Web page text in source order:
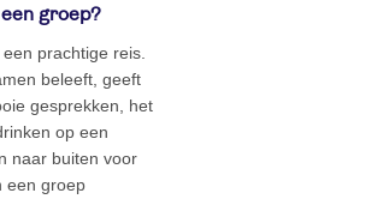
groep?
prachtige reis.
beleeft, geeft
gesprekken, het
op een
naar buiten voor
een groep